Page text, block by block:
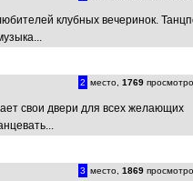
клубных вечеринок.
2 место, 1769
свои двери для всех желающих
3 место, 1869